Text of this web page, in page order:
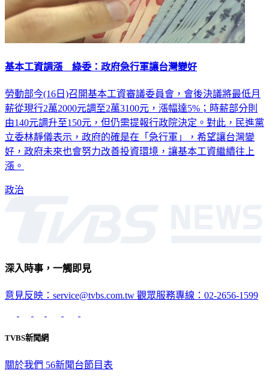
基本工資調漲 綠委：政府急行軍讓台灣變好
勞動部今(16日)召開基本工資審議委員會，會後決議將最低月
薪從現行2萬2000元調至2萬3100元，漲幅達5%；時薪部分則
由140元調升至150元，但仍需提報行政院決定。對此，民進黨
立委林靜儀表示，政府的確是在「急行軍」，希望讓台灣變
好，政府未來也會努力改善投資環境，讓基本工資繼續往上
漲。
政治
深入時事，一觸即見
意見反映：service@tvbs.com.tw 觀眾服務專線：02-2656-1599
TVBS新聞網
關於我們 56新聞台節目表